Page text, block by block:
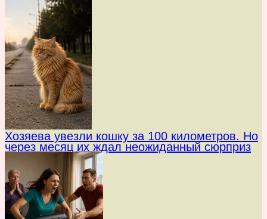
Хозяева увезли кошку за 100 километров. Но
через месяц их ждал неожиданный сюрприз